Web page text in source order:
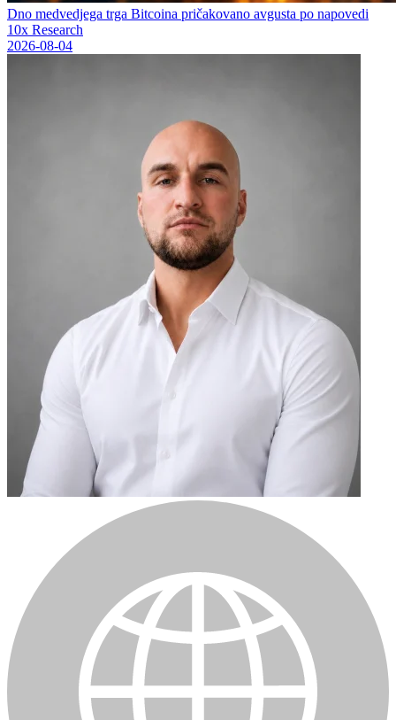
Dno medvedjega trga Bitcoina pričakovano avgusta po napovedi
10x Research
2026-08-04